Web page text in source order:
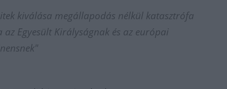
kiválása megállapodás nélkül katasztrófa
az Egyesült Királyságnak és az európai